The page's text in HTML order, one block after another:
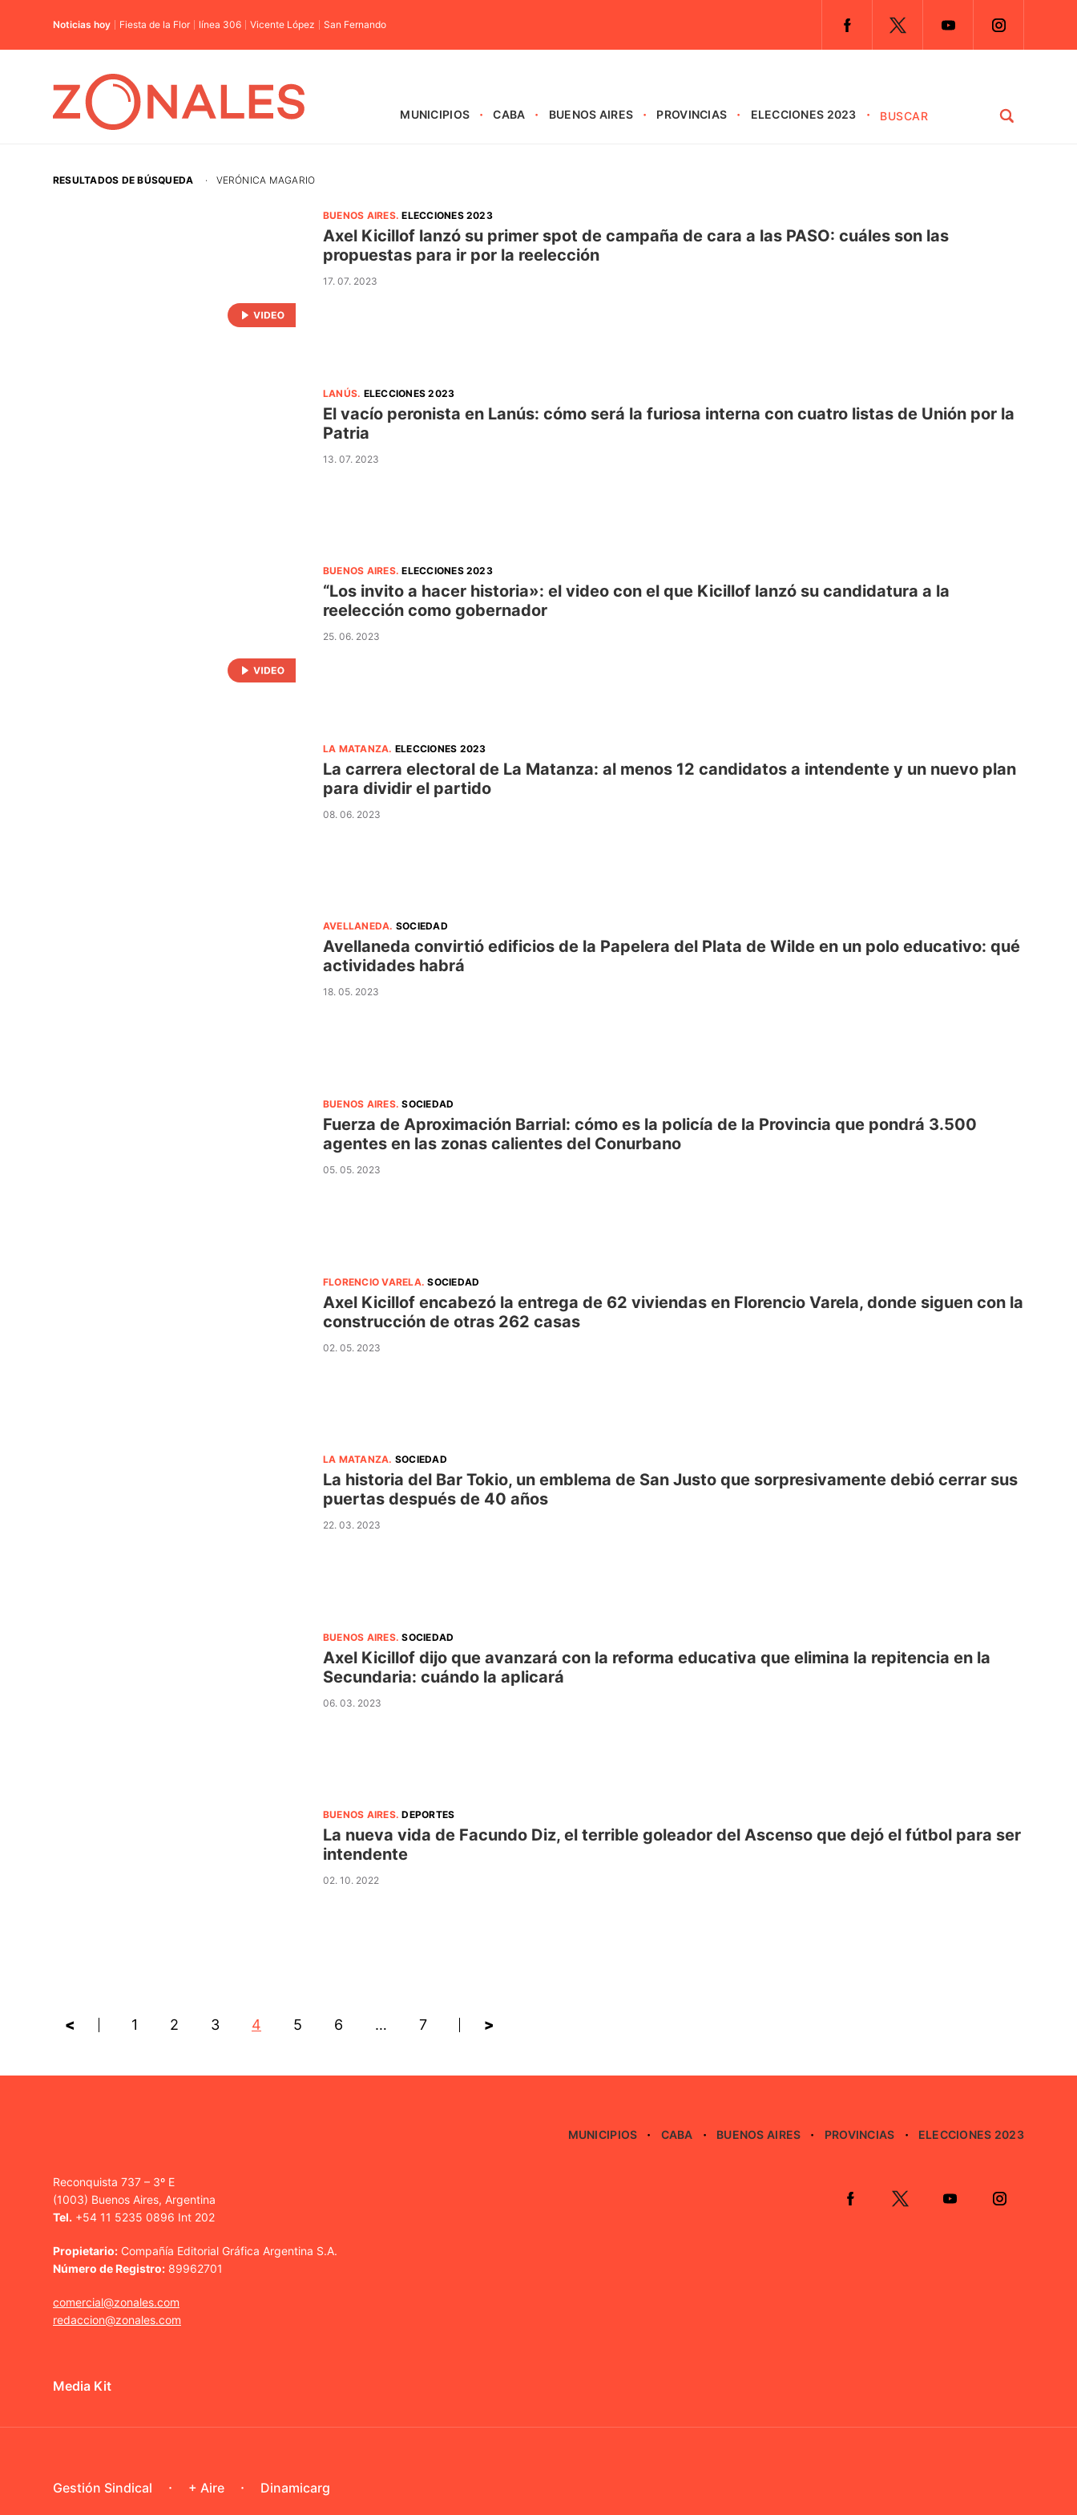
Noticias hoy Fiesta de la Flor línea 306 Vicente López San Fernando
MUNICIPIOS CABA BUENOS AIRES PROVINCIAS ELECCIONES 2023
RESULTADOS DE BÚSQUEDA · VERÓNICA MAGARIO
BUENOS AIRES.ELECCIONES 2023
Axel Kicillof lanzó su primer spot de campaña de cara a las PASO: cuáles son las
propuestas para ir por la reelección
17. 07. 2023
LANÚS. ELECCIONES 2023
El vacío peronista en Lanús: cómo será la furiosa interna con cuatro listas de Unión por la
Patria
13. 07. 2023
BUENOS AIRES.ELECCIONES 2023
“Los invito a hacer historia»: el video con el que Kicillof lanzó su candidatura a la
reelección como gobernador
25. 06. 2023
LA MATANZA. ELECCIONES 2023
La carrera electoral de La Matanza: al menos 12 candidatos a intendente y un nuevo plan
para dividir el partido
08. 06. 2023
AVELLANEDA. SOCIEDAD
Avellaneda convirtió edificios de la Papelera del Plata de Wilde en un polo educativo: qué
actividades habrá
18. 05. 2023
BUENOS AIRES.SOCIEDAD
Fuerza de Aproximación Barrial: cómo es la policía de la Provincia que pondrá 3.500
agentes en las zonas calientes del Conurbano
05. 05. 2023
FLORENCIO VARELA.SOCIEDAD
Axel Kicillof encabezó la entrega de 62 viviendas en Florencio Varela, donde siguen con la
construcción de otras 262 casas
02. 05. 2023
LA MATANZA. SOCIEDAD
La historia del Bar Tokio, un emblema de San Justo que sorpresivamente debió cerrar sus
puertas después de 40 años
22. 03. 2023
BUENOS AIRES.SOCIEDAD
Axel Kicillof dijo que avanzará con la reforma educativa que elimina la repitencia en la
Secundaria: cuándo la aplicará
06. 03. 2023
BUENOS AIRES.DEPORTES
La nueva vida de Facundo Diz, el terrible goleador del Ascenso que dejó el fútbol para ser
intendente
02. 10. 2022
< 1 2 3 4 5 6 … 7 >
MUNICIPIOS CABA BUENOS AIRES PROVINCIAS ELECCIONES 2023
Reconquista 737 – 3º E
(1003) Buenos Aires, Argentina
Tel. +54 11 5235 0896 Int 202
Propietario: Compañía Editorial Gráfica Argentina S.A.
Número de Registro: 89962701
comercial@zonales.com
redaccion@zonales.com
Media Kit
Gestión Sindical + Aire Dinamicarg